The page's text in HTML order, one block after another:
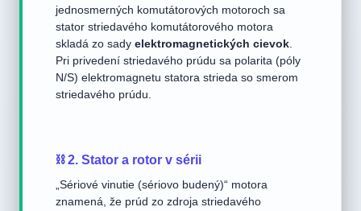
jednosmerných komutátorových motoroch sa
stator striedavého komutátorového motora
skladá zo sady elektromagnetických cievok
Pri privedení striedavého prúdu sa polarita (póly
N/S) elektromagnetu statora strieda so smerom
striedavého prúdu.
⛓️ 2. Stator a rotor v sérii
„Sériové vinutie (sériovo budený)“ motora
znamená, že prúd zo zdroja striedavého